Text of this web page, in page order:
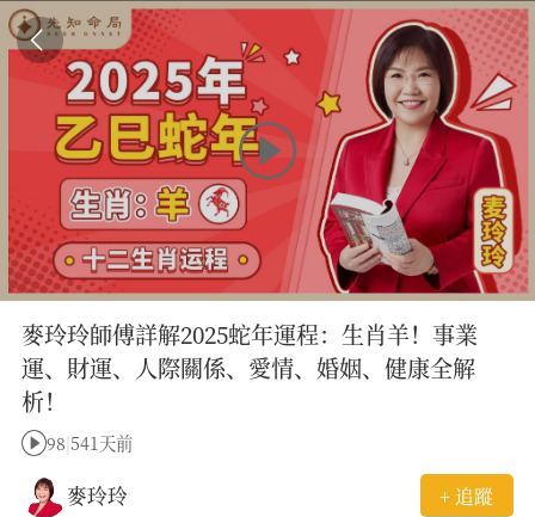
麥玲玲師傅詳解2025蛇年運程：生肖羊！事業
運、財運、人際關係、愛情、婚姻、健康全解
析！
98 |541天前
麥玲玲 + 追蹤